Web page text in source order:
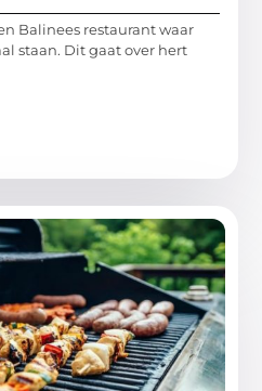
Balinees restaurant waar
staan. Dit gaat over hert